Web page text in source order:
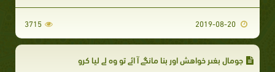
3715
جومال بغىر خواهش اور بنا مانگے آ ائے تو وہ لے لیا کرو